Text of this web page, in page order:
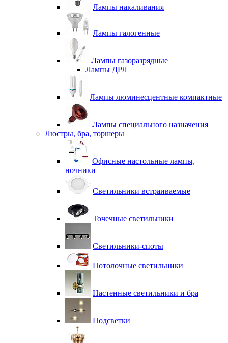
Лампы накаливания
Лампы галогенные
Лампы газоразрядные
Лампы ДРЛ
Лампы люминесцентные компактные
Лампы специального назначения
Люстры, бра, торшеры
Офисные настольные лампы,
ночники
Светильники встраиваемые
Точечные светильники
Светильники-споты
Потолочные светильники
Настенные светильники и бра
Подсветки